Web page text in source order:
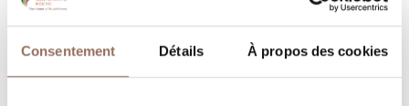
Consentement Détails À propos des cookies
Nombre de salles de bains: